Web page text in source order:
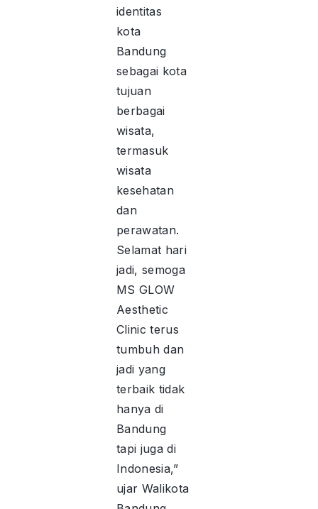
identitas
kota
Bandung
sebagai kota
tujuan
berbagai
wisata,
termasuk
wisata
kesehatan
dan
perawatan.
Selamat hari
jadi, semoga
MS GLOW
Aesthetic
Clinic terus
tumbuh dan
jadi yang
terbaik tidak
hanya di
Bandung
tapi juga di
Indonesia,”
ujar Walikota